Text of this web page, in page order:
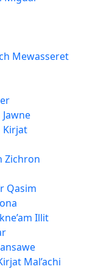
Mewasseret
Kirjat
Zichron
Qasim
Illit
Mal’achi